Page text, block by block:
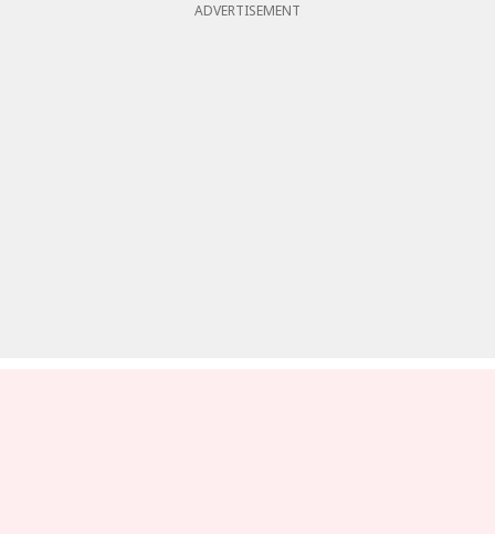
ADVERTISEMENT